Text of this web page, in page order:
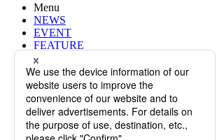
Menu
NEWS
EVENT
FEATURE
RECOMMEND
Q&A
BRAND
FLOOR
RANKING
ONLINE STORE
SERVICE